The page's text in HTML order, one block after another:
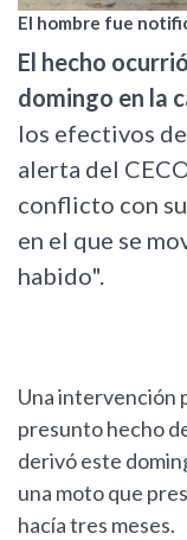
El hombre fue
El hecho
domingo en la
los efectivos
alerta del
conflicto con
en el que se
habido".
Una intervención
presunto hecho
derivó este
una moto que
hacía tres meses.